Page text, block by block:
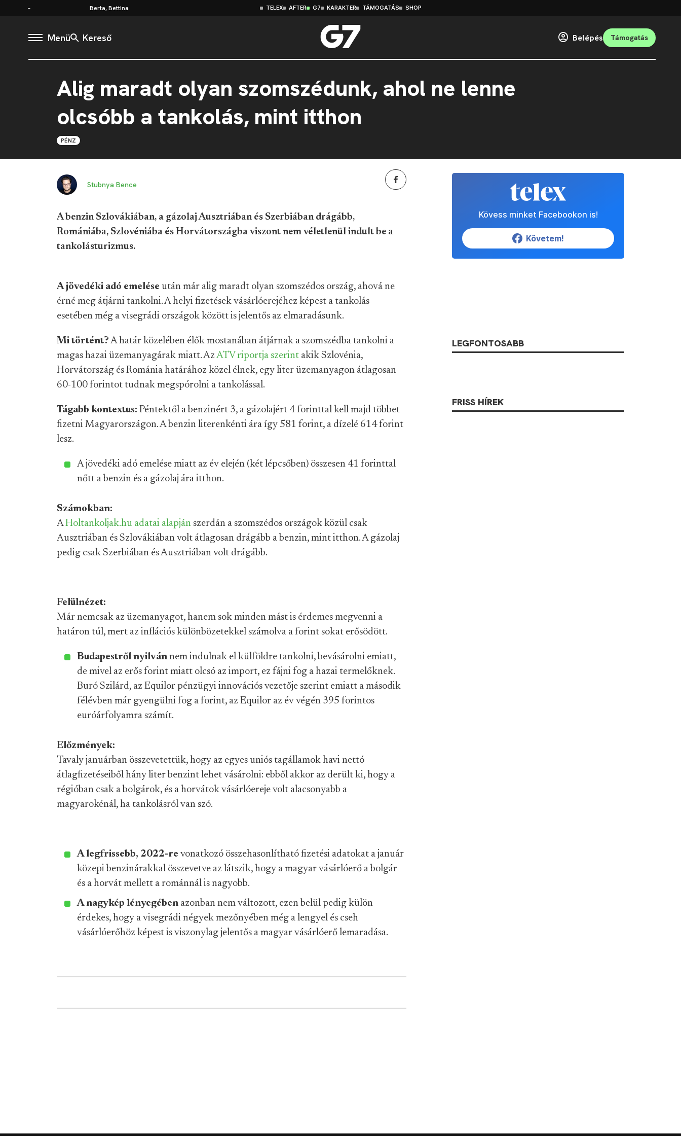
Berta, Bettina TELEX AFTER G7 KARAKTER TÁMOGATÁS SHOP
Menü Kereső Belépés Támogatás
Alig maradt olyan szomszédunk, ahol ne lenne
olcsóbb a tankolás, mint itthon
PÉNZ
Stubnya Bence
A benzin Szlovákiában, a gázolaj Ausztriában és Szerbiában drágább,
Romániába, Szlovéniába és Horvátországba viszont nem véletlenül indult be a
tankolásturizmus.
A jövedéki adó emelése után már alig maradt olyan szomszédos ország, ahová ne
érné meg átjárni tankolni. A helyi fizetések vásárlóerejéhez képest a tankolás
esetében még a visegrádi országok között is jelentős az elmaradásunk.
Mi történt? A határ közelében élők mostanában átjárnak a szomszédba tankolni a
magas hazai üzemanyagárak miatt. Az ATV riportja szerint akik Szlovénia,
Horvátország és Románia határához közel élnek, egy liter üzemanyagon átlagosan
60-100 forintot tudnak megspórolni a tankolással.
Tágabb kontextus: Péntektől a benzinért 3, a gázolajért 4 forinttal kell majd többet
fizetni Magyarországon. A benzin literenkénti ára így 581 forint, a dízelé 614 forint
lesz.
A jövedéki adó emelése miatt az év elején (két lépcsőben) összesen 41 forinttal
nőtt a benzin és a gázolaj ára itthon.
Számokban:
AHoltankoljak.hu adatai alapján szerdán a szomszédos országok közül csak
Ausztriában és Szlovákiában volt átlagosan drágább a benzin, mint itthon. A gázolaj
pedig csak Szerbiában és Ausztriában volt drágább.
Felülnézet:
Már nemcsak az üzemanyagot, hanem sok minden mást is érdemes megvenni a
határon túl, mert az inflációs különbözetekkel számolva a forint sokat erősödött.
Budapestről nyilván nem indulnak el külföldre tankolni, bevásárolni emiatt,
de mivel az erős forint miatt olcsó az import, ez fájni fog a hazai termelőknek.
Buró Szilárd, az Equilor pénzügyi innovációs vezetője szerint emiatt a második
félévben már gyengülni fog a forint, az Equilor az év végén 395 forintos
euróárfolyamra számít.
Előzmények:
Tavaly januárban összevetettük, hogy az egyes uniós tagállamok havi nettó
átlagfizetéseiből hány liter benzint lehet vásárolni: ebből akkor az derült ki, hogy a
régióban csak a bolgárok, és a horvátok vásárlóereje volt alacsonyabb a
magyarokénál, ha tankolásról van szó.
A legfrissebb, 2022-re vonatkozó összehasonlítható fizetési adatokat a január
közepi benzinárakkal összevetve az látszik, hogy a magyar vásárlóerő a bolgár
és a horvát mellett a románnál is nagyobb.
A nagykép lényegében azonban nem változott, ezen belül pedig külön
érdekes, hogy a visegrádi négyek mezőnyében még a lengyel és cseh
vásárlóerőhöz képest is viszonylag jelentős a magyar vásárlóerő lemaradása.
Kövess minket Facebookon is!
Követem!
LEGFONTOSABB
FRISS HÍREK